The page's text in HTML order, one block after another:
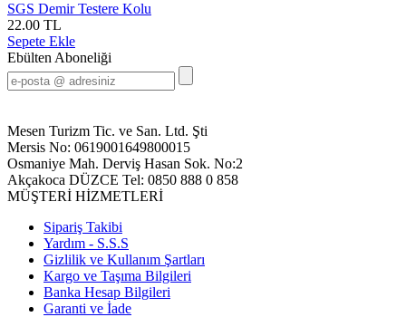
SGS Demir Testere Kolu
22.00 TL
Sepete Ekle
Ebülten Aboneliği
Mesen Turizm Tic. ve San. Ltd. Şti
Mersis No: 0619001649800015
Osmaniye Mah. Derviş Hasan Sok. No:2
Akçakoca DÜZCE Tel: 0850 888 0 858
MÜŞTERİ HİZMETLERİ
Sipariş Takibi
Yardım - S.S.S
Gizlilik ve Kullanım Şartları
Kargo ve Taşıma Bilgileri
Banka Hesap Bilgileri
Garanti ve İade